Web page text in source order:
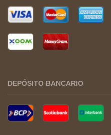
DEPÓSITO BANCARIO